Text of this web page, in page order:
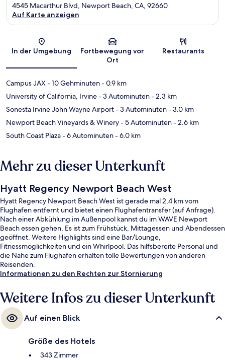
Karte
4545 Macarthur Blvd, Newport Beach, CA, 92660
Auf Karte anzeigen
In der Umgebung
Fortbewegung vor
Ort
Restaurants
Campus JAX- 10 Gehminuten- 0.9 km
University of California, Irvine- 3 Autominuten- 2.3 km
Sonesta Irvine John Wayne Airport- 3 Autominuten- 3.0 km
Newport Beach Vineyards & Winery- 5 Autominuten- 2.6 km
South Coast Plaza- 6 Autominuten- 6.0 km
Mehr zu dieser Unterkunft
Hyatt Regency Newport Beach West
Hyatt Regency Newport Beach West ist gerade mal 2,4 km vom
Flughafen entfernt und bietet einen Flughafentransfer (auf Anfrage).
Nach einer Abkühlung im Außenpool kannst du im WAVE Newport
Beach essen gehen. Es ist zum Frühstück, Mittagessen und Abendessen
geöffnet. Weitere Highlights sind eine Bar/Lounge,
Fitnessmöglichkeiten und ein Whirlpool. Das hilfsbereite Personal und
die Nähe zum Flughafen erhalten tolle Bewertungen von anderen
Reisenden.
Informationen zu den Rechten zur Stornierung
Weitere Infos zu dieser Unterkunft
Auf einen Blick
Größe des Hotels
343 Zimmer